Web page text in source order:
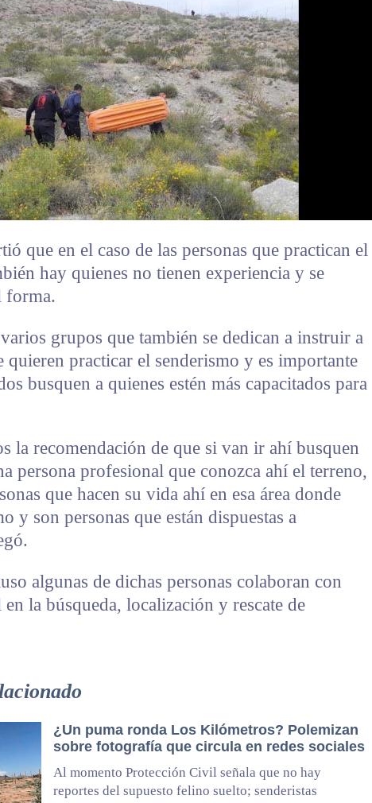
que en el caso de las personas que practican el
hay quienes no tienen experiencia y se
forma.
grupos que también se dedican a instruir a
quieren practicar el senderismo y es importante
busquen a quienes estén más capacitados para
la recomendación de que si van ir ahí busquen
persona profesional que conozca ahí el terreno,
que hacen su vida ahí en esa área donde
y son personas que están dispuestas a
algunas de dichas personas colaboran con
la búsqueda, localización y rescate de
¿Un puma ronda Los Kilómetros? Polemizan
sobre fotografía que circula en redes sociales
Al momento Protección Civil señala que no hay
reportes del supuesto felino suelto; senderistas